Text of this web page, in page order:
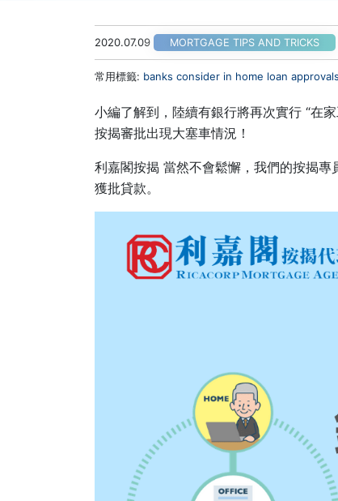
2020.07.09 MORTGAGE TIPS AND TRICKS
常用標籤: banks consider in home loan approvals
小編了解到，陸續有銀行將再次實行 “在
按揭審批出現大塞車情況！
利嘉閣按揭 當然不會鬆懈，我們的按揭
獲批貸款。